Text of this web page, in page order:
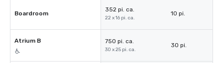
Boardroom
352 pi. ca.
22 x 16 pi. ca.
10 pi.
Atrium B 750 pi. ca.
30 x 25 pi. ca.
30 pi.